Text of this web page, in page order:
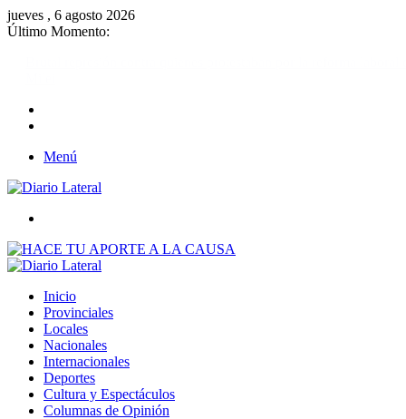
jueves , 6 agosto 2026
Último Momento:
Menú
Inicio
Provinciales
Locales
Nacionales
Internacionales
Deportes
Cultura y Espectáculos
Columnas de Opinión